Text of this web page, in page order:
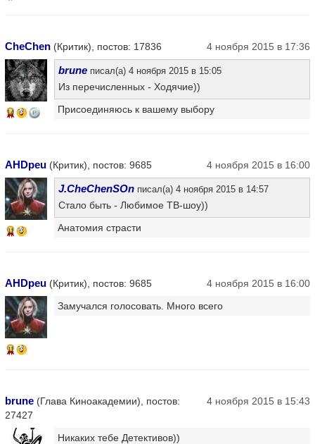
CheChen (Критик), постов: 17836 4 ноября 2015 в 17:36
14
brune писал(а) 4 ноября 2015 в 15:05
Из перечисленных - Ходячие))
Присоединяюсь к вашему выбору
AHDpeu (Критик), постов: 9685 4 ноября 2015 в 16:00
11
J.CheChenSOn писал(а) 4 ноября 2015 в 14:57
Стало быть - Любимое ТВ-шоу))
Анатомия страсти
AHDpeu (Критик), постов: 9685 4 ноября 2015 в 16:00
11
Замучался голосовать. Много всего
brune (Глава Киноакадемии), постов:
27427
4 ноября 2015 в 15:43
Никаких тебе Детективов))